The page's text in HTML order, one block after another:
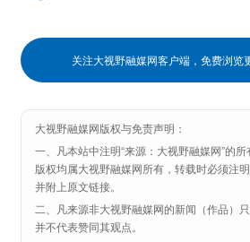
关注大视野融媒网客户端，免费浏览
大视野融媒网版权与免责声明：
一、凡本站中注明“来源：大视野融媒网”的
版权均属大视野融媒网所有，转载时必须注明
并附上原文链接。
二、凡来源非大视野融媒网的新闻（作品）
并不代表赞同其观点。